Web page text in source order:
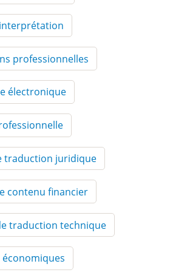
professionnelles
électronique
traduction juridique
contenu financier
traduction technique